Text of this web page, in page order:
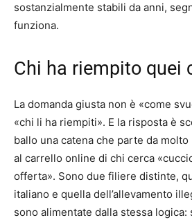
sostanzialmente stabili da anni,
funziona.
Chi ha riempito quei
La domanda giusta non è «come
«chi li ha riempiti». E la risposta è
ballo una catena che parte da
al carrello online di chi cerca
offerta». Sono due filiere distinte,
italiano e quella dell’allevamento
sono alimentate dalla stessa